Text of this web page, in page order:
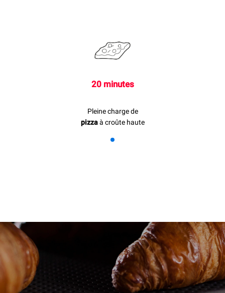
20 minutes
Pleine charge de
pizzaà croûte haute